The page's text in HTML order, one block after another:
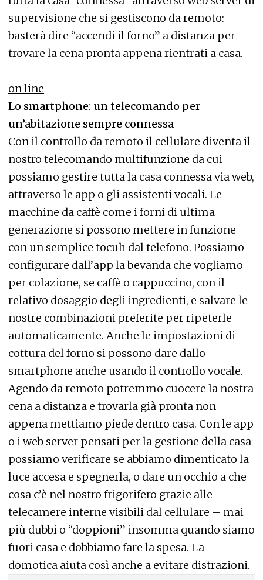
supervisione che si gestiscono da remoto:
basterà dire “accendi il forno” a distanza per
trovare la cena pronta appena rientrati a casa.
on line
Lo smartphone: un telecomando per
un’abitazione sempre connessa
Con il controllo da remoto il cellulare diventa il
nostro telecomando multifunzione da cui
possiamo gestire tutta la casa connessa via web,
attraverso le app o gli assistenti vocali. Le
macchine da caffè come i forni di ultima
generazione si possono mettere in funzione
con un semplice tocuh dal telefono. Possiamo
configurare dall’app la bevanda che vogliamo
per colazione, se caffè o cappuccino, con il
relativo dosaggio degli ingredienti, e salvare le
nostre combinazioni preferite per ripeterle
automaticamente. Anche le impostazioni di
cottura del forno si possono dare dallo
smartphone anche usando il controllo vocale.
Agendo da remoto potremmo cuocere la nostra
cena a distanza e trovarla già pronta non
appena mettiamo piede dentro casa. Con le app
o i web server pensati per la gestione della casa
possiamo verificare se abbiamo dimenticato la
luce accesa e spegnerla, o dare un occhio a che
cosa c’è nel nostro frigorifero grazie alle
telecamere interne visibili dal cellulare – mai
più dubbi o “doppioni” insomma quando siamo
fuori casa e dobbiamo fare la spesa. La
domotica aiuta così anche a evitare distrazioni.